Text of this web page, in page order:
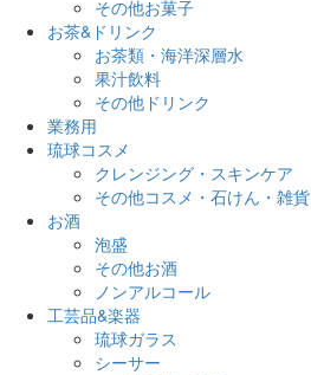
その他お菓子
お茶&ドリンク
お茶類・海洋深層水
果汁飲料
その他ドリンク
業務用
琉球コスメ
クレンジング・スキンケア
その他コスメ・石けん・雑貨
お酒
泡盛
その他お酒
ノンアルコール
工芸品&楽器
琉球ガラス
シーサー